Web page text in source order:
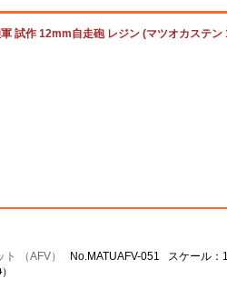
軍 試作 12mm自走砲 レジン (マツオカステ
（AFV）
No.MATUAFV-051 スケール：
）